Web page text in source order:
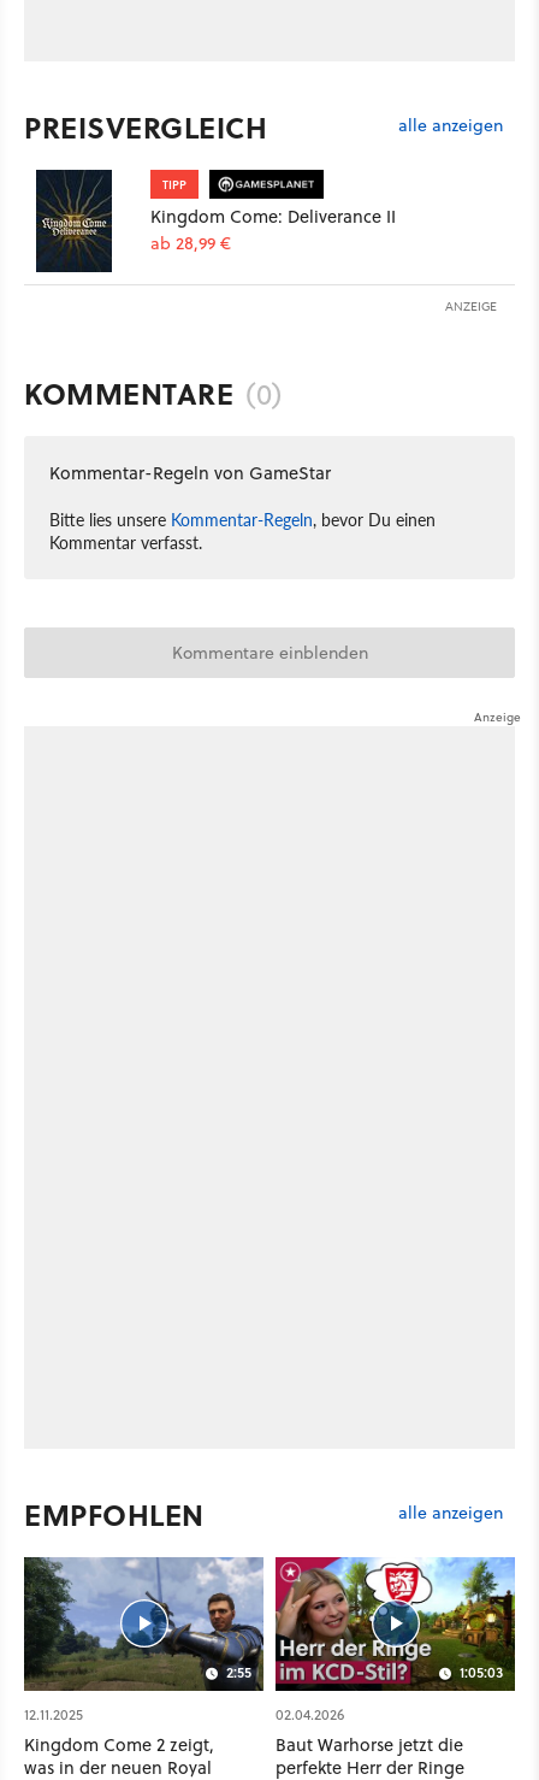
PREISVERGLEICH alle anzeigen
TIPP
Kingdom Come: Deliverance II
ab 28,99 €
ANZEIGE
KOMMENTARE (0)
Kommentar-Regeln von GameStar
Bitte lies unsere Kommentar-Regeln, bevor Du einen
Kommentar verfasst.
Kommentare einblenden
EMPFOHLEN alle anzeigen
2:55
12.11.2025
Kingdom Come 2 zeigt,
was in der neuen Royal
1:05:03
02.04.2026
Baut Warhorse jetzt die
perfekte Herr der Ringe